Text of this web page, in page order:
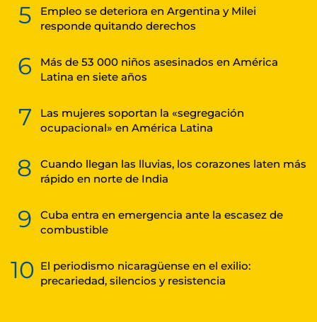
5
Empleo se deteriora en Argentina y Milei
responde quitando derechos
6
Más de 53 000 niños asesinados en América
Latina en siete años
7
Las mujeres soportan la «segregación
ocupacional» en América Latina
8
Cuando llegan las lluvias, los corazones laten más
rápido en norte de India
9
Cuba entra en emergencia ante la escasez de
combustible
10 El periodismo nicaragüense en el exilio:
precariedad, silencios y resistencia